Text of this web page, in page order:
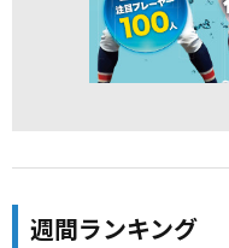
週間ランキング